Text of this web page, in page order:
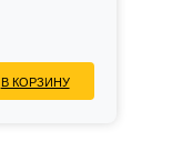
В КОРЗИНУ